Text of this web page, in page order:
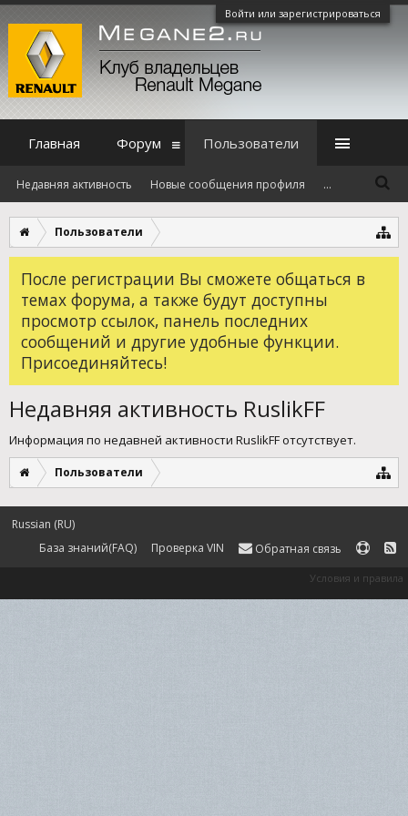
Войти или зарегистрироваться
Пользователи
После регистрации Вы сможете общаться в
темах форума, а также будут доступны
просмотр ссылок, панель последних
сообщений и другие удобные функции.
Присоединяйтесь!
Недавняя активность RuslikFF
Информация по недавней активности RuslikFF отсутствует.
Пользователи
Главная Форум Пользователи
Недавняя активность Новые сообщения профиля ...
Russian (RU)
База знаний(FAQ)
Проверка VIN Обратная связь
Условия и правила